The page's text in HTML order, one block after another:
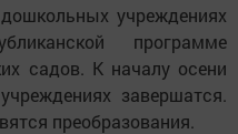
учреждениях
программе
садов. К началу осени
завершатся.
преобразования.